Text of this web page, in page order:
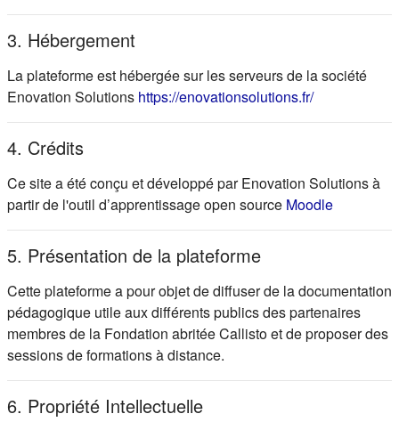
3. Hébergement
La plateforme est hébergée sur les serveurs de la société
Enovation Solutions https://enovationsolutions.fr/(s'ouvre
4. Crédits
Ce site a été conçu et développé par Enovation Solutions à
partir de l'outil d’apprentissage open source Moodle(s'ouvre
5. Présentation de la plateforme
Cette plateforme a pour objet de diffuser de la documentation
pédagogique utile aux différents publics des partenaires
membres de la Fondation abritée Callisto et de proposer des
sessions de formations à distance.
6. Propriété Intellectuelle